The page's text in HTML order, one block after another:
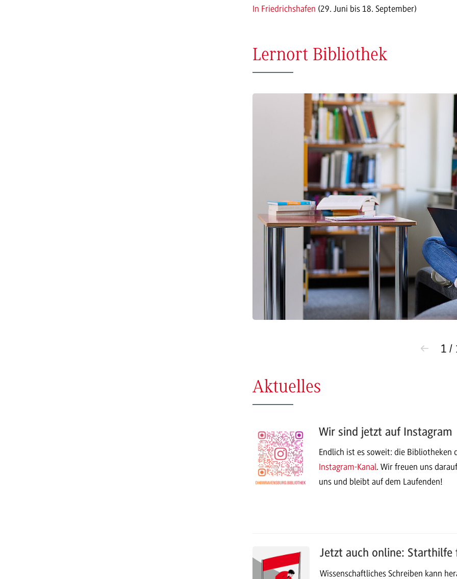
In Friedrichshafen (29. Juni bis 18. September)
Lernort Bibliothek
1 /
Aktuelles
Wir sind jetzt auf Instagram
Endlich ist es soweit: die Bibliotheken
Instagram-Kanal. Wir freuen uns
uns und bleibt auf dem Laufenden!
Jetzt auch online:
Wissenschaftliches Schreiben kann